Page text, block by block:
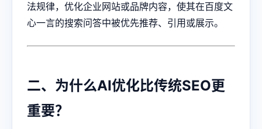
法规律，优化企业网站或品牌内容，使其在百度文
心一言的搜索问答中被优先推荐、引用或展示。
二、为什么AI优化比传统SEO更
重要？